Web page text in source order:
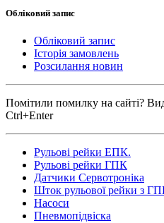
Обліковий запис
Обліковий запис
Історія замовлень
Розсилання новин
Помітили помилку на сайті?
Ctrl+Enter
Рульові рейки ЕПК.
Рульові рейки ГПК
Датчики Сервотроніка
Шток рульової рейки з
Насоси
Пневмопідвіска